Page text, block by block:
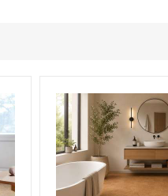
в доме.
нагрузок материал